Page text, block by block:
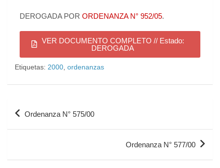
DEROGADA POR ORDENANZA N° 952/05.
VER DOCUMENTO COMPLETO // Estado:
DEROGADA
Etiquetas: 2000 ordenanzas
Ordenanza N° 575/00
Ordenanza N° 577/00